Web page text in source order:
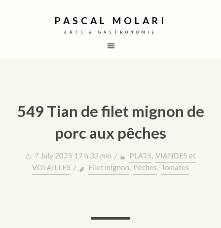
PASCAL MOLARI
ARTS & GASTRONOMIE
549 Tian de filet mignon de
porc aux pêches
7 July 2025 17 h 32 min / PLATS, VIANDES et
VOLAILLES / Filet mignon, Pêches, Tomates